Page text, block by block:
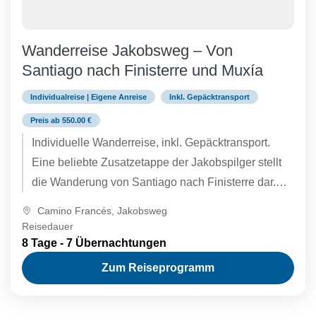
Wanderreise Jakobsweg – Von
Santiago nach Finisterre und Muxía
Individualreise | Eigene Anreise Inkl. Gepäcktransport
Preis ab 550.00 €
Individuelle Wanderreise, inkl. Gepäcktransport.
Eine beliebte Zusatzetappe der Jakobspilger stellt
die Wanderung von Santiago nach Finisterre dar.
Finisterre,...
Camino Francés Jakobsweg
Reisedauer
8 Tage - 7 Übernachtungen
Zum Reiseprogramm